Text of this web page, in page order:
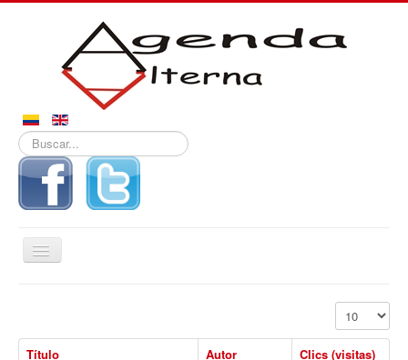
Buscar...
Alternar
navegación
Mostrar #
Título Autor
Clics (visitas)